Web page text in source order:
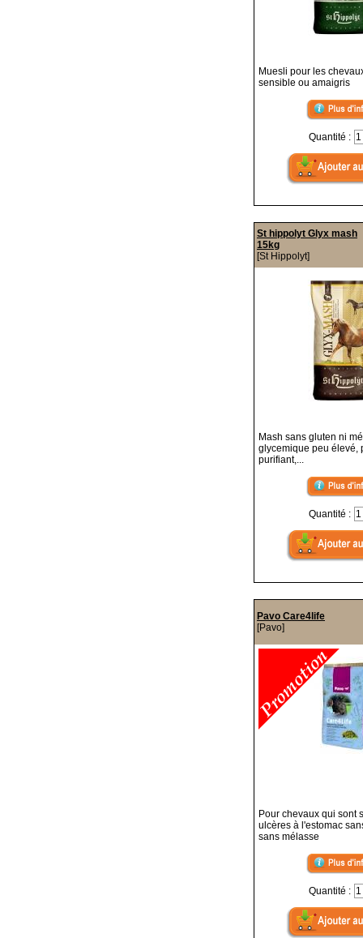
Muesli pour les
sensible ou amaigris
Quantité :
St hippolyt Glyx mash
15kg
[St Hippolyt]
Mash sans gluten ni
glycemique peu élevé,
purifiant,...
Quantité :
Pavo Care4life
[Pavo]
Pour chevaux qui sont
ulcères à l'estomac
sans mélasse
Quantité :